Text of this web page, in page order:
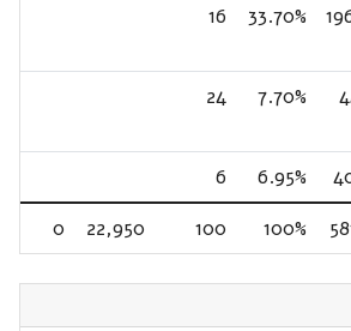
33.70%
16
7.70%
24
6.95%
6
100%
100
22,950
0